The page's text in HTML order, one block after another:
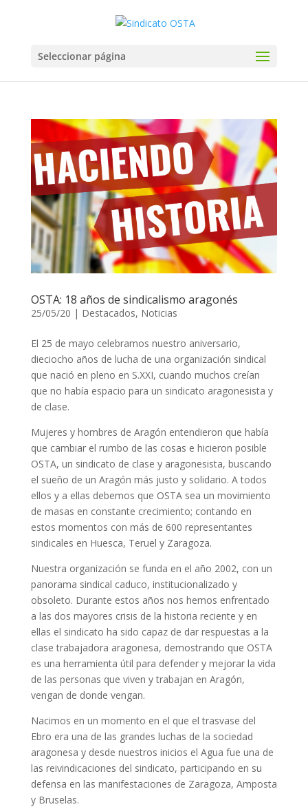
Seleccionar página
OSTA: 18 años de sindicalismo aragonés
25/05/20 | Destacados, Noticias
El 25 de mayo celebramos nuestro aniversario,
dieciocho años de lucha de una organización sindical
que nació en pleno en S.XXI, cuando muchos creían
que no había espacio para un sindicato aragonesista y
de clase.
Mujeres y hombres de Aragón entendieron que había
que cambiar el rumbo de las cosas e hicieron posible
OSTA, un sindicato de clase y aragonesista, buscando
el sueño de un Aragón más justo y solidario. A todos
ellos y a ellas debemos que OSTA sea un movimiento
de masas en constante crecimiento; contando en
estos momentos con más de 600 representantes
sindicales en Huesca, Teruel y Zaragoza.
Nuestra organización se funda en el año 2002, con un
panorama sindical caduco, institucionalizado y
obsoleto. Durante estos años nos hemos enfrentado
a las dos mayores crisis de la historia reciente y en
ellas el sindicato ha sido capaz de dar respuestas a la
clase trabajadora aragonesa, demostrando que OSTA
es una herramienta útil para defender y mejorar la vida
de las personas que viven y trabajan en Aragón,
vengan de donde vengan.
Nacimos en un momento en el que el trasvase del
Ebro era una de las grandes luchas de la sociedad
aragonesa y desde nuestros inicios el Agua fue una de
las reivindicaciones del sindicato, participando en su
defensa en las manifestaciones de Zaragoza, Amposta
y Bruselas.